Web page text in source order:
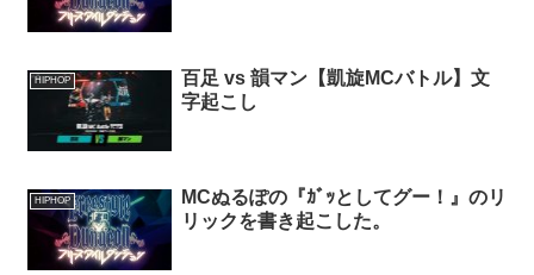
HIPHOP
百足 vs 韻マン【凱旋MCバトル】文
字起こし
HIPHOP
MCぬるぽの『ｶﾞｯとしてグー！』のリ
リックを書き起こした。